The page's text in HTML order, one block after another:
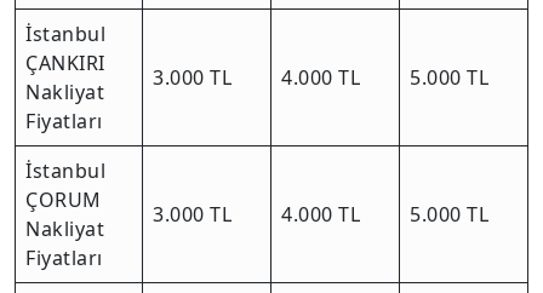
İstanbul
ÇANKIRI
Nakliyat
Fiyatları
3.000 TL 4.000 TL 5.000 TL
İstanbul
ÇORUM
Nakliyat
Fiyatları
3.000 TL 4.000 TL 5.000 TL